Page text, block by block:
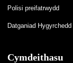
Polisi preifatrwydd
Datganiad Hygyrchedd
Cymdeithasu